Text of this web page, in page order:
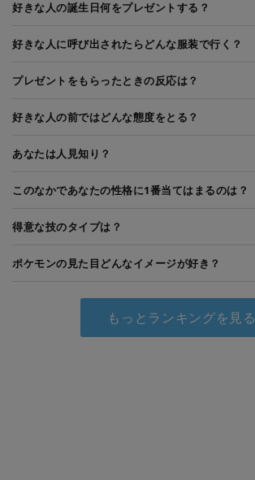
好きな人の誕生日何をプレゼントする？
好きな人に呼び出されたらどんな服装で行く？
プレゼントをもらったときの反応は？
好きな人の前ではどんな態度をとる？
あなたは人見知り？
このなかであなたの性格に1番当てはまるのは？
得意な技のタイプは？
ポケモンの見た目どんなイメージが好き？
もっとランキングを見る